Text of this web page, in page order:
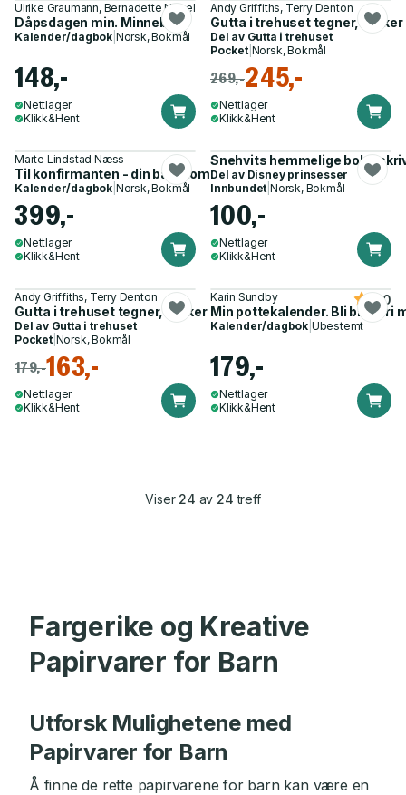
Ulrike Graumann, Bernadette Nagel
Dåpsdagen min. Minnebok
Kalender/dagbok Norsk, Bokmål
148,-
Nettlager
Klikk&Hent
Andy Griffiths, Terry Denton
Gutta i trehuset tegner,
Del av Gutta i trehuset
Pocket| Norsk, Bokmål
269,-245,-
Nettlager
Klikk&Hent
Marte Lindstad Næss
Til konfirmanten - din barndom og den store dagen
Kalender/dagbok Norsk, Bokmål
399,-
Nettlager
Klikk&Hent
Snehvits hemmelige bok -
Del av Disney prinsesser
Innbundet |Norsk, Bokmål
100,-
Nettlager
Klikk&Hent
Andy Griffiths, Terry Denton
Gutta i trehuset tegner, tenker og tuller i alle etasjene
Del av Gutta i trehuset
Pocket| Norsk, Bokmål
179,-163,-
Nettlager
Klikk&Hent
Karin Sundby
Min pottekalender. Bli bleiefri
4.0
Kalender/dagbok Ubestemt
179,-
Nettlager
Klikk&Hent
Viser 24 av 24 treff
Fargerike og Kreative
Papirvarer for Barn
Utforsk Mulighetene med
Papirvarer for Barn
Å finne de rette papirvarene for barn kan være en